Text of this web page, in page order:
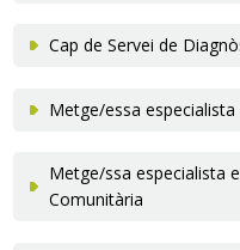
Cap de Servei de
Metge/essa
Metge/ssa especialista
Comunitària